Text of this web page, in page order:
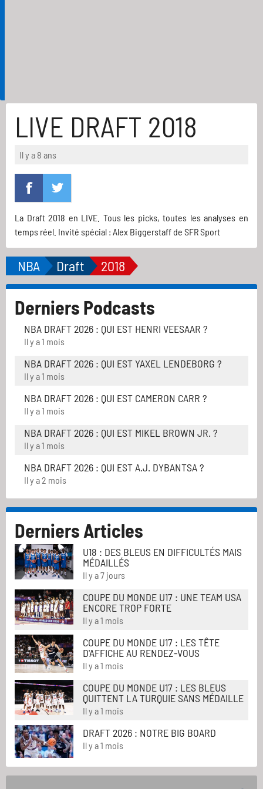
LIVE DRAFT 2018
Il y a 8 ans
La Draft 2018 en LIVE. Tous les picks, toutes les analyses en
temps réel. Invité spécial : Alex Biggerstaff de SFR Sport
NBA Draft 2018
Derniers Podcasts
NBA DRAFT 2026 : QUI EST HENRI VEESAAR ?
Il y a 1 mois
NBA DRAFT 2026 : QUI EST YAXEL LENDEBORG ?
Il y a 1 mois
NBA DRAFT 2026 : QUI EST CAMERON CARR ?
Il y a 1 mois
NBA DRAFT 2026 : QUI EST MIKEL BROWN JR. ?
Il y a 1 mois
NBA DRAFT 2026 : QUI EST A.J. DYBANTSA ?
Il y a 2 mois
Derniers Articles
U18 : DES BLEUS EN DIFFICULTÉS MAIS
MÉDAILLÉS
Il y a 7 jours
COUPE DU MONDE U17 : UNE TEAM USA
ENCORE TROP FORTE
Il y a 1 mois
COUPE DU MONDE U17 : LES TÊTE
D'AFFICHE AU RENDEZ-VOUS
Il y a 1 mois
COUPE DU MONDE U17 : LES BLEUS
QUITTENT LA TURQUIE SANS MÉDAILLE
Il y a 1 mois
DRAFT 2026 : NOTRE BIG BOARD
Il y a 1 mois